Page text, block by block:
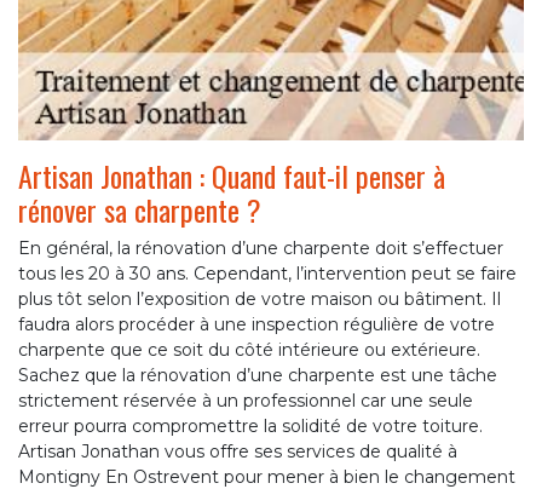
Artisan Jonathan : Quand faut-il penser à
rénover sa charpente ?
En général, la rénovation d’une charpente doit s’effectuer
tous les 20 à 30 ans. Cependant, l’intervention peut se faire
plus tôt selon l’exposition de votre maison ou bâtiment. Il
faudra alors procéder à une inspection régulière de votre
charpente que ce soit du côté intérieure ou extérieure.
Sachez que la rénovation d’une charpente est une tâche
strictement réservée à un professionnel car une seule
erreur pourra compromettre la solidité de votre toiture.
Artisan Jonathan vous offre ses services de qualité à
Montigny En Ostrevent pour mener à bien le changement